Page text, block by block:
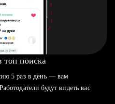
топ поиска
5 раз в день — вам
будут видеть вас